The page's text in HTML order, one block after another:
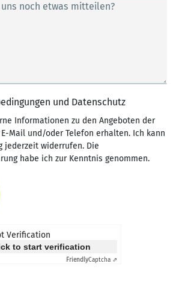
uns noch etwas mitteilen?
und Datenschutz
Informationen zu den Angeboten der
E-Mail und/oder Telefon erhalten. Ich kann
jederzeit widerrufen. Die
habe ich zur Kenntnis genommen.
Verification
to start verification
FriendlyCaptcha ⇗